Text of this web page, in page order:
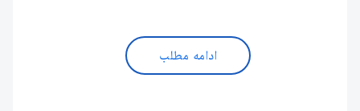
ادامه مطلب